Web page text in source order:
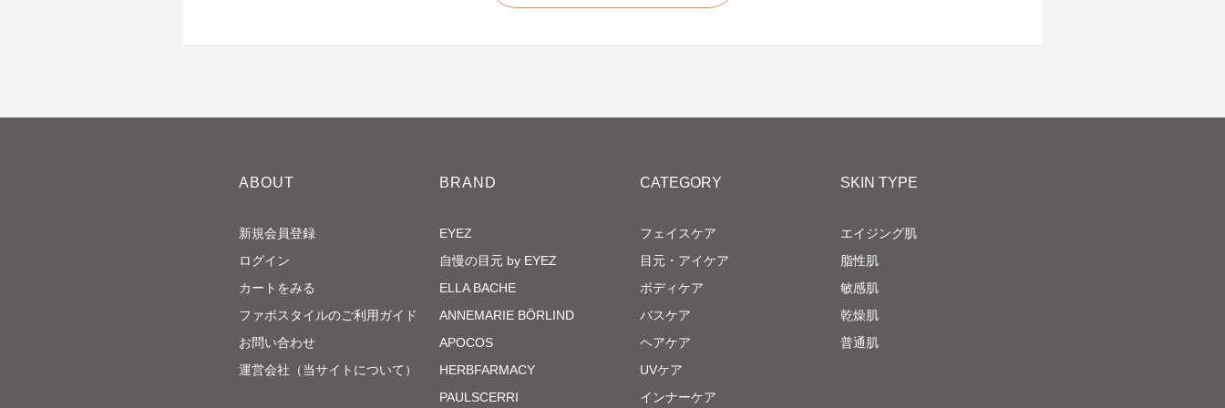
ABOUT
新規会員登録
ログイン
カートをみる
ファボスタイルのご利用ガイド
お問い合わせ
運営会社（当サイトについて）
BRAND
EYEZ
自慢の目元 by EYEZ
ELLA BACHE
ANNEMARIE BÖRLIND
APOCOS
HERBFARMACY
PAULSCERRI
CATEGORY
フェイスケア
目元・アイケア
ボディケア
バスケア
ヘアケア
UVケア
インナーケア
SKIN TYPE
エイジング肌
脂性肌
敏感肌
乾燥肌
普通肌